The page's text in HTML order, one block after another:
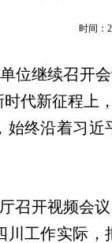
时间：
位继续召开
代新征程上
始终沿着习
召开视频会
川工作实际